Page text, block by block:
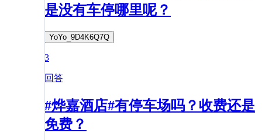
是没有车停哪里呢？
YoYo_9D4K6Q7Q
3
回答
#烨嘉酒店#有停车场吗？收费还是
免费？